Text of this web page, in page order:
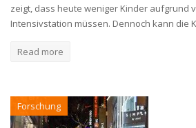
zeigt, dass heute weniger Kinder aufgrund
Intensivstation müssen. Dennoch kann die
Read more
Forschung